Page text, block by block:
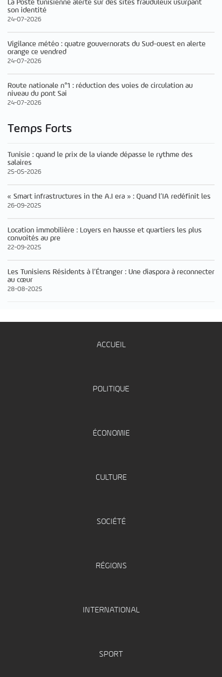
La Poste tunisienne alerte sur des sites frauduleux usurpant
son identité
24-07-2026
Vigilance météo : quatre gouvernorats du Sud-ouest en alerte
orange ce vendred
24-07-2026
Route nationale n°1 : réduction des voies de circulation au
niveau du pont Sai
24-07-2026
Temps Forts
Tunisie : quand le prix de la viande dépasse le rythme des
salaires
25-05-2026
« Smart infrastructures in the A.I era » : Quand l’IA redéfinit les
26-09-2025
Location immobilière : Loyers en hausse et quartiers les plus
convoités au pre
22-09-2025
Les Tunisiens Résidents à l’Étranger : Une diaspora à reconnecter
au cœur
28-08-2025
ACCUEIL
POLITIQUE
ÉCONOMIE
CULTURE
SOCIÉTÉ
RÉGIONS
INTERNATIONAL
SPORT